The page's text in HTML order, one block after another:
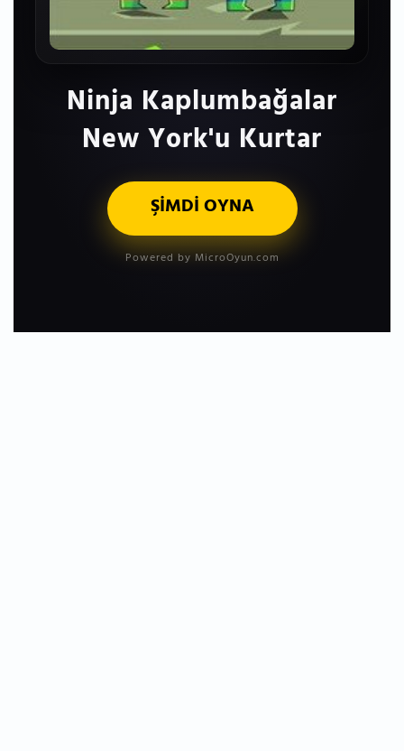
Ninja Kaplumbağalar
New York'u Kurtar
ŞİMDİ OYNA
Powered by MicroOyun.com